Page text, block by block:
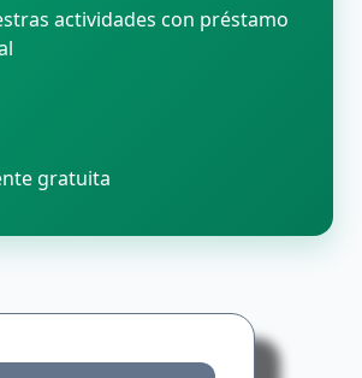
actividades con préstamo
gratuita